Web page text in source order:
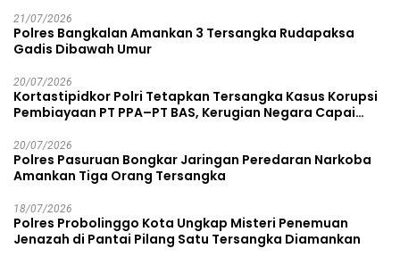
21/07/2026
Polres Bangkalan Amankan 3 Tersangka Rudapaksa
Gadis Dibawah Umur
20/07/2026
Kortastipidkor Polri Tetapkan Tersangka Kasus Korupsi
Pembiayaan PT PPA–PT BAS, Kerugian Negara Capai
20/07/2026
Polres Pasuruan Bongkar Jaringan Peredaran Narkoba
Amankan Tiga Orang Tersangka
18/07/2026
Polres Probolinggo Kota Ungkap Misteri Penemuan
Jenazah di Pantai Pilang Satu Tersangka Diamankan